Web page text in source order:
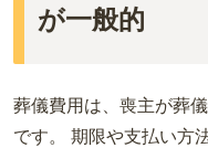
が一般的
葬儀費用は、喪主が葬
です。 期限や支払い方